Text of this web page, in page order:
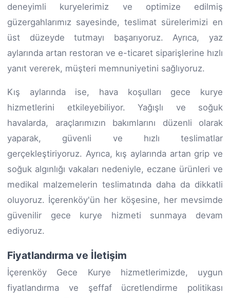
deneyimli kuryelerimiz ve optimize edilmiş
güzergahlarımız sayesinde, teslimat sürelerimizi en
üst düzeyde tutmayı başarıyoruz. Ayrıca, yaz
aylarında artan restoran ve e-ticaret siparişlerine hızlı
yanıt vererek, müşteri memnuniyetini sağlıyoruz.
Kış aylarında ise, hava koşulları gece kurye
hizmetlerini etkileyebiliyor. Yağışlı ve soğuk
havalarda, araçlarımızın bakımlarını düzenli olarak
yaparak, güvenli ve hızlı teslimatlar
gerçekleştiriyoruz. Ayrıca, kış aylarında artan grip ve
soğuk algınlığı vakaları nedeniyle, eczane ürünleri ve
medikal malzemelerin teslimatında daha da dikkatli
oluyoruz. İçerenköy'ün her köşesine, her mevsimde
güvenilir gece kurye hizmeti sunmaya devam
ediyoruz.
Fiyatlandırma ve İletişim
İçerenköy Gece Kurye hizmetlerimizde, uygun
fiyatlandırma ve şeffaf ücretlendirme politikası